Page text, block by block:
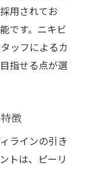
用されてお
です。ニキビ
ッフによるカ
指せる点が選
徴
ラインの引き
トは、ピーリ